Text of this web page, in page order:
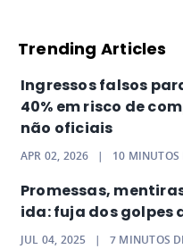
Trending Articles
Ingressos falsos
40% em risco de
não oficiais
APR 02, 2026 | 10 MINUTOS
Promessas,
ida: fuja dos golpes
JUL 04, 2025 |7 MINUTOS